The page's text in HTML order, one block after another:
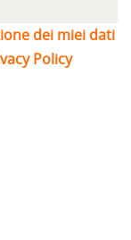
dei miei dati
Policy